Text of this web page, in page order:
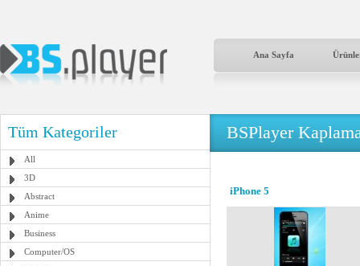
Ana Sayfa
Tüm Kategoriler
All
3D
Abstract
Anime
Business
Computer/OS
BSPlayer
iPhone 5